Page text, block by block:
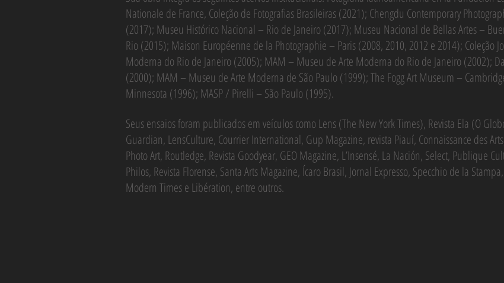
Nationale de France, Coleção de Fotografias Brasileiras (2021); Chengdu Contemporary
(2017); Museu Histórico Nacional – Rio de Janeiro (2017); Museu Nacional de Bellas Artes –
Rio (2015); Maison Européenne de la Photographie – Paris (2008, 2010, 2012 e 2014); Coleção
Moderna do Rio de Janeiro (2005); MAM – Museu de Arte Moderna do Rio de Janeiro (2002);
(2000); MAM – Museu de Arte Moderna de São Paulo (1999); The Fogg Art Museum –
Minnesota (1996); MASP / Pirelli – São Paulo (1995).
Seus ensaios foram publicados em veículos como Lens (The New York Times), Revista Ela (O
Guardian, LensCulture, Courrier International, Gup Magazine, revista Piauí, Connaissance des
Photo Art, Routledge, Revista Goodyear, GEO Magazine, L’Insensé, La Nación, Select, Publique
Philos, Revista Florense, Santa Arts Magazine, Ícaro Brasil, Jornal Expresso, Specchio de la
Modern Times e Libération, entre outros.